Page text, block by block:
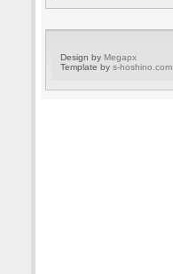
Design by Megapx
Template by s-hoshino.com